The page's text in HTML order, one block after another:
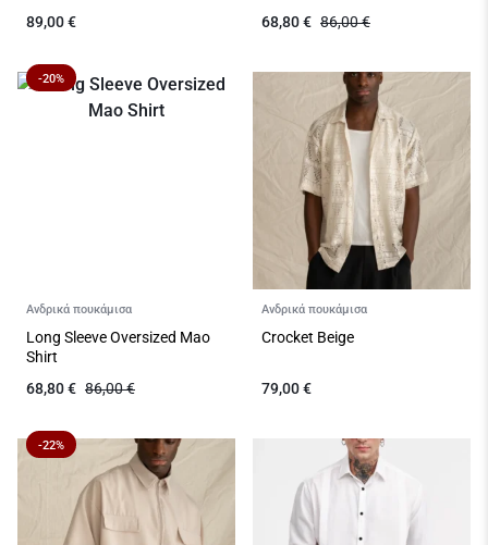
89,00€
86,00€
68,80€
-20%
Ανδρικά πουκάμισα
Long Sleeve Oversized Mao
Shirt
86,00€
68,80€
Ανδρικά πουκάμισα
Crocket Beige
79,00€
-22%